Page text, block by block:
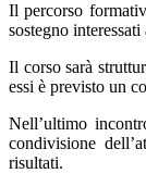
Il percorso
sostegno
Il corso sarà
essi è previsto un
Nell’ultimo
condivisione
risultati.